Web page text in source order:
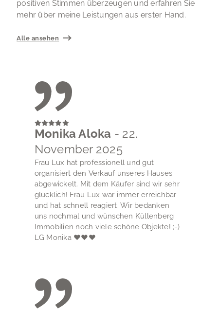
positiven Stimmen überzeugen und erfahren Sie
mehr über meine Leistungen aus erster Hand.
Alle ansehen
Monika Aloka - 22.
November 2025
Frau Lux hat professionell und gut
organisiert den Verkauf unseres Hauses
abgewickelt. Mit dem Käufer sind wir sehr
glücklich! Frau Lux war immer erreichbar
und hat schnell reagiert. Wir bedanken
uns nochmal und wünschen Küllenberg
Immobilien noch viele schöne Objekte! ;-)
LG Monika ♥♥♥